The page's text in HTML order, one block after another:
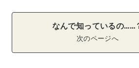
なんで知っているの……
次のページへ